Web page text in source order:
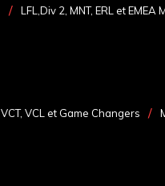
LFL,Div 2, MNT, ERL et EMEA
VCT, VCL et Game Changers